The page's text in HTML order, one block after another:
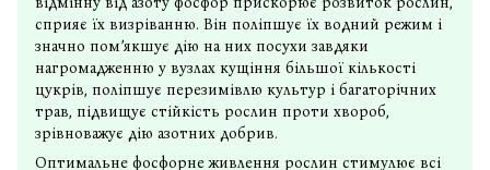
сприяє їх визріванню. Він поліпшує їх водний режим і
значно пом’якшує дію на них посухи завдяки
нагромадженню у вузлах кущіння більшої кількості
цукрів, поліпшує перезимівлю культур і багаторічних
трав, підвищує стійкість рослин проти хвороб,
зрівноважує дію азотних добрив.
Оптимальне фосфорне живлення рослин стимулює всі